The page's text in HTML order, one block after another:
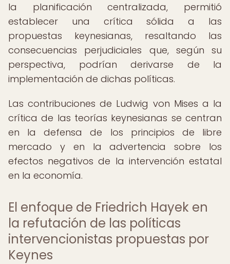
la planificación centralizada, permitió
establecer una crítica sólida a las
propuestas keynesianas, resaltando las
consecuencias perjudiciales que, según su
perspectiva, podrían derivarse de la
implementación de dichas políticas.
Las contribuciones de Ludwig von Mises a la
crítica de las teorías keynesianas se centran
en la defensa de los principios de libre
mercado y en la advertencia sobre los
efectos negativos de la intervención estatal
en la economía.
El enfoque de Friedrich Hayek en
la refutación de las políticas
intervencionistas propuestas por
Keynes